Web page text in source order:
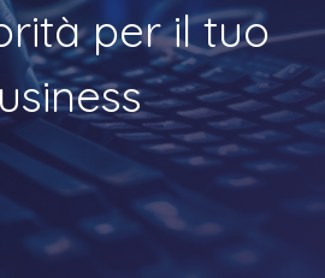
per il tuo